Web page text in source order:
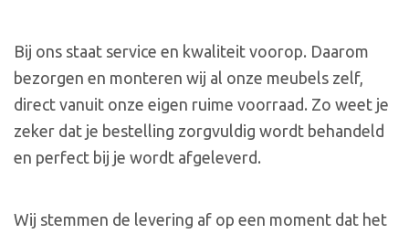
Bij ons staat service en kwaliteit voorop. Daarom
bezorgen en monteren wij al onze meubels zelf,
direct vanuit onze eigen ruime voorraad. Zo weet je
zeker dat je bestelling zorgvuldig wordt behandeld
en perfect bij je wordt afgeleverd.
Wij stemmen de levering af op een moment dat het